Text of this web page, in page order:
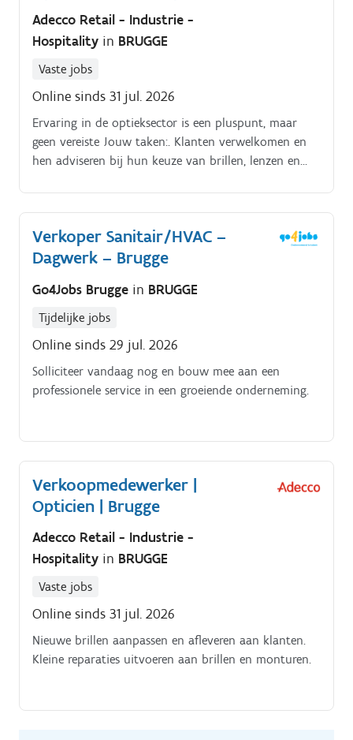
Adecco Retail - Industrie -
Hospitality in BRUGGE
Vaste jobs
Online sinds 31 jul. 2026
Ervaring in de optieksector is een pluspunt, maar
geen vereiste Jouw taken:. Klanten verwelkomen en
hen adviseren bij hun keuze van brillen, lenzen en
Verkoper Sanitair/HVAC –
Dagwerk – Brugge
Go4Jobs Brugge in BRUGGE
Tijdelijke jobs
Online sinds 29 jul. 2026
Solliciteer vandaag nog en bouw mee aan een
professionele service in een groeiende onderneming.
Verkoopmedewerker |
Opticien | Brugge
Adecco Retail - Industrie -
Hospitality in BRUGGE
Vaste jobs
Online sinds 31 jul. 2026
Nieuwe brillen aanpassen en afleveren aan klanten.
Kleine reparaties uitvoeren aan brillen en monturen.